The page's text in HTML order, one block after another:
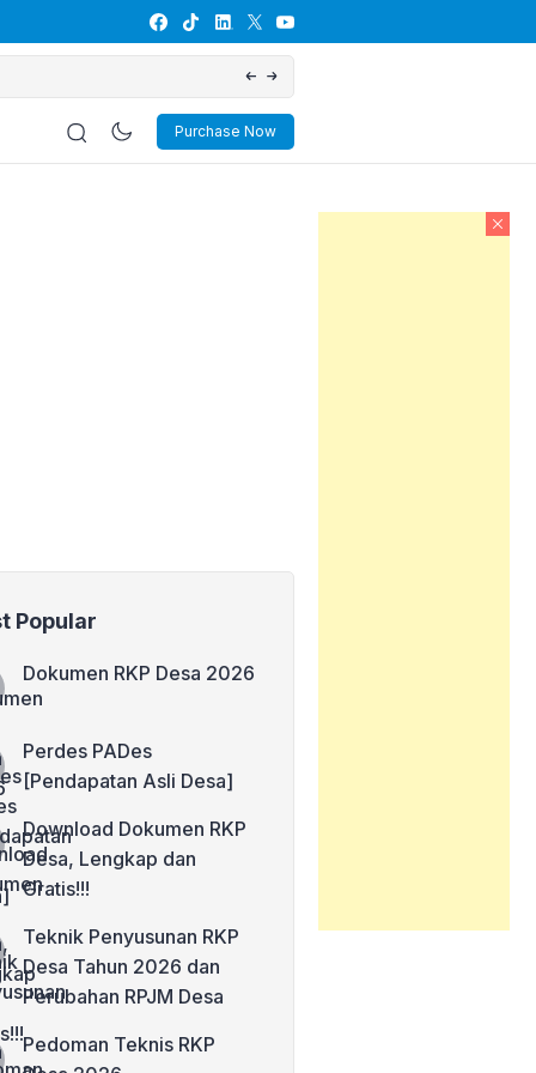
Download Dokumen RKP Desa, Lengkap
Purchase Now
Popular
Dokumen RKP Desa 2026
Perdes PADes
[Pendapatan Asli Desa]
Download Dokumen RKP
Desa, Lengkap dan
Gratis!!!
Teknik Penyusunan RKP
Desa Tahun 2026 dan
Perubahan RPJM Desa
Pedoman Teknis RKP